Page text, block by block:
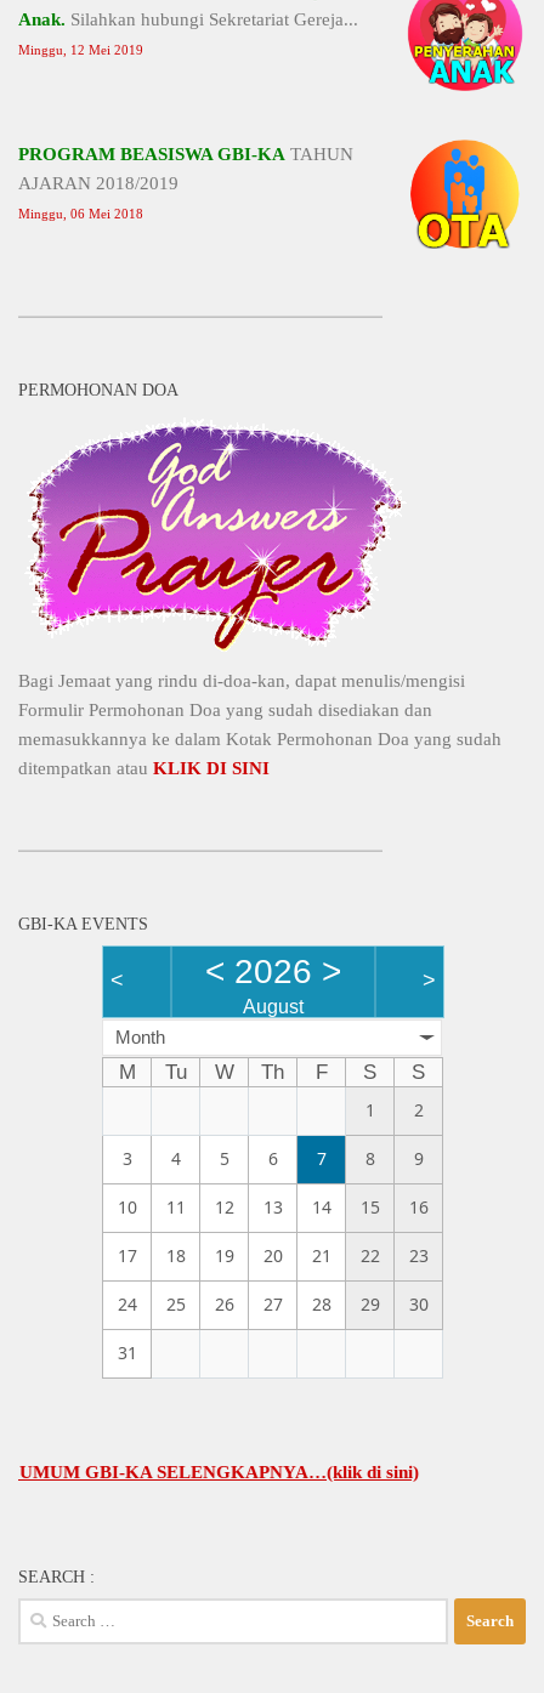
Anak. Silahkan hubungi Sekretariat Gereja...
Minggu, 12 Mei 2019
PROGRAM BEASISWA GBI-KA TAHUN
AJARAN 2018/2019
Minggu, 06 Mei 2018
PERMOHONAN DOA
Bagi Jemaat yang rindu di-doa-kan, dapat menulis/mengisi
Formulir Permohonan Doa yang sudah disediakan dan
memasukkannya ke dalam Kotak Permohonan Doa yang sudah
ditempatkan atau KLIK DI SINI
GBI-KA EVENTS
< < 2026 >
August
>
Month
M Tu W Th F S
S
1
2
3 4 5 6 7 8 9
10 11 12 13 14 15 16
17 18 19 20 21 22 23
24 25 26 27 28 29 30
31
GBI-KA SELENGKAPNYA…(klik di sini)
SEARCH :
Search
for: